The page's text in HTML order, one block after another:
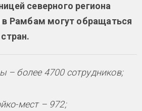
северного региона
в Рамбам могут обращаться
– более 4700 сотрудников;
мест – 972;